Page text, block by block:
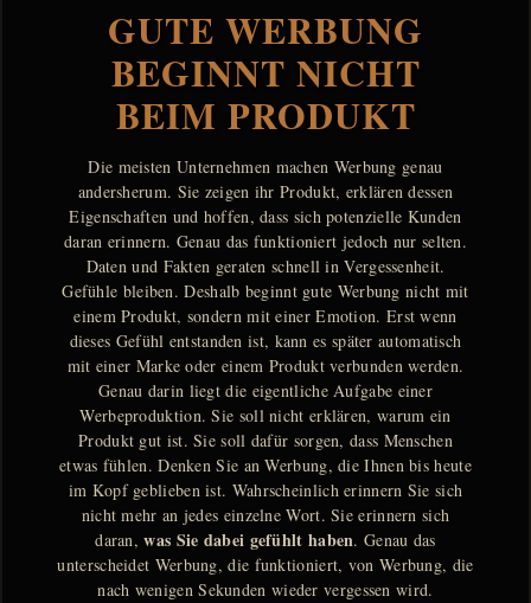
GUTE WERBUNG
BEGINNT NICHT
BEIM PRODUKT
Die meisten Unternehmen machen Werbung genau
andersherum. Sie zeigen ihr Produkt, erklären dessen
Eigenschaften und hoffen, dass sich potenzielle Kunden
daran erinnern. Genau das funktioniert jedoch nur selten.
Daten und Fakten geraten schnell in Vergessenheit.
Gefühle bleiben. Deshalb beginnt gute Werbung nicht mit
einem Produkt, sondern mit einer Emotion. Erst wenn
dieses Gefühl entstanden ist, kann es später automatisch
mit einer Marke oder einem Produkt verbunden werden.
Genau darin liegt die eigentliche Aufgabe einer
Werbeproduktion. Sie soll nicht erklären, warum ein
Produkt gut ist. Sie soll dafür sorgen, dass Menschen
etwas fühlen. Denken Sie an Werbung, die Ihnen bis heute
im Kopf geblieben ist. Wahrscheinlich erinnern Sie sich
nicht mehr an jedes einzelne Wort. Sie erinnern sich
daran,was Sie dabei gefühlt haben. Genau das
unterscheidet Werbung, die funktioniert, von Werbung, die
nach wenigen Sekunden wieder vergessen wird.